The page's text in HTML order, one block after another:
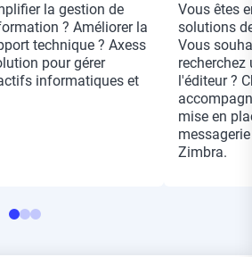
la gestion de
? Améliorer la
technique ? Axess
pour gérer
informatiques et
Résumé
Vous êtes
solutions
Vous
recherchez
l'éditeur ?
mise en
Zimbra.